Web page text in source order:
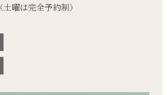
（土曜は完全予約制）